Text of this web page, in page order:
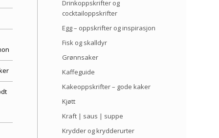
Drinkoppskrifter og
cocktailoppskrifter
Egg – oppskrifter og inspirasjon
Fisk og skalldyr
Grønnsaker
Kaffeguide
Kakeoppskrifter – gode kaker
Kjøtt
Kraft | saus | suppe
Krydder og krydderurter